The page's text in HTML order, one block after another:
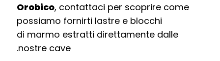
Orobico, contattaci per scoprire come
possiamo fornirti lastre e blocchi
di marmo estratti direttamente dalle
nostre cave.